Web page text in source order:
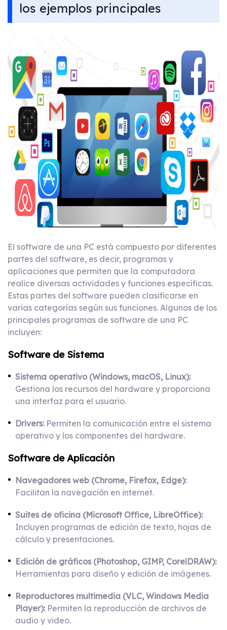
los ejemplos principales
El software de una PC está compuesto por diferentes
partes del software, es decir, programas y
aplicaciones que permiten que la computadora
realice diversas actividades y funciones específicas.
Estas partes del software pueden clasificarse en
varias categorías según sus funciones. Algunos de los
principales programas de software de una PC
incluyen:
Software de Sistema
Sistema operativo (Windows, macOS, Linux):
Gestiona los recursos del hardware y proporciona
una interfaz para el usuario.
Drivers:Permiten la comunicación entre el sistema
operativo y los componentes del hardware.
Software de Aplicación
Navegadores web (Chrome, Firefox, Edge):
Facilitan la navegación en internet.
Suites de oficina (Microsoft Office, LibreOffice):
Incluyen programas de edición de texto, hojas de
cálculo y presentaciones.
Edición de gráficos (Photoshop, GIMP, CorelDRAW):
Herramientas para diseño y edición de imágenes.
Reproductores multimedia (VLC, Windows Media
Player):Permiten la reproducción de archivos de
audio y video.